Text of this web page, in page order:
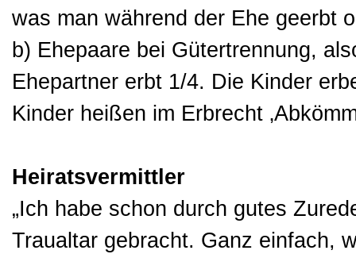
was man während der Ehe geerbt
b) Ehepaare bei Gütertrennung,
Ehepartner erbt 1/4. Die Kinder
Kinder heißen im Erbrecht
Heiratsvermittler
„Ich habe schon durch gutes
Traualtar gebracht. Ganz einfach,